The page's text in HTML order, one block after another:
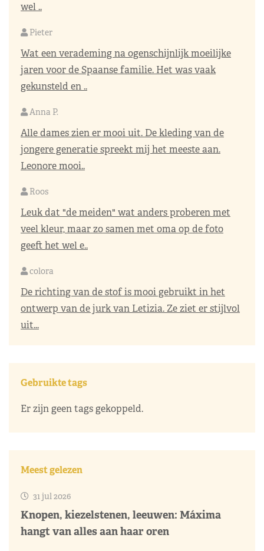
wel ..
Pieter
Wat een verademing na ogenschijnlijk moeilijke
jaren voor de Spaanse familie. Het was vaak
gekunsteld en ..
Anna P.
Alle dames zien er mooi uit. De kleding van de
jongere generatie spreekt mij het meeste aan.
Leonore mooi..
Roos
Leuk dat "de meiden" wat anders proberen met
veel kleur, maar zo samen met oma op de foto
geeft het wel e..
colora
De richting van de stof is mooi gebruikt in het
ontwerp van de jurk van Letizia. Ze ziet er stijlvol
uit...
Gebruikte tags
Er zijn geen tags gekoppeld.
Meest gelezen
31 jul 2026
Knopen, kiezelstenen, leeuwen: Máxima
hangt van alles aan haar oren